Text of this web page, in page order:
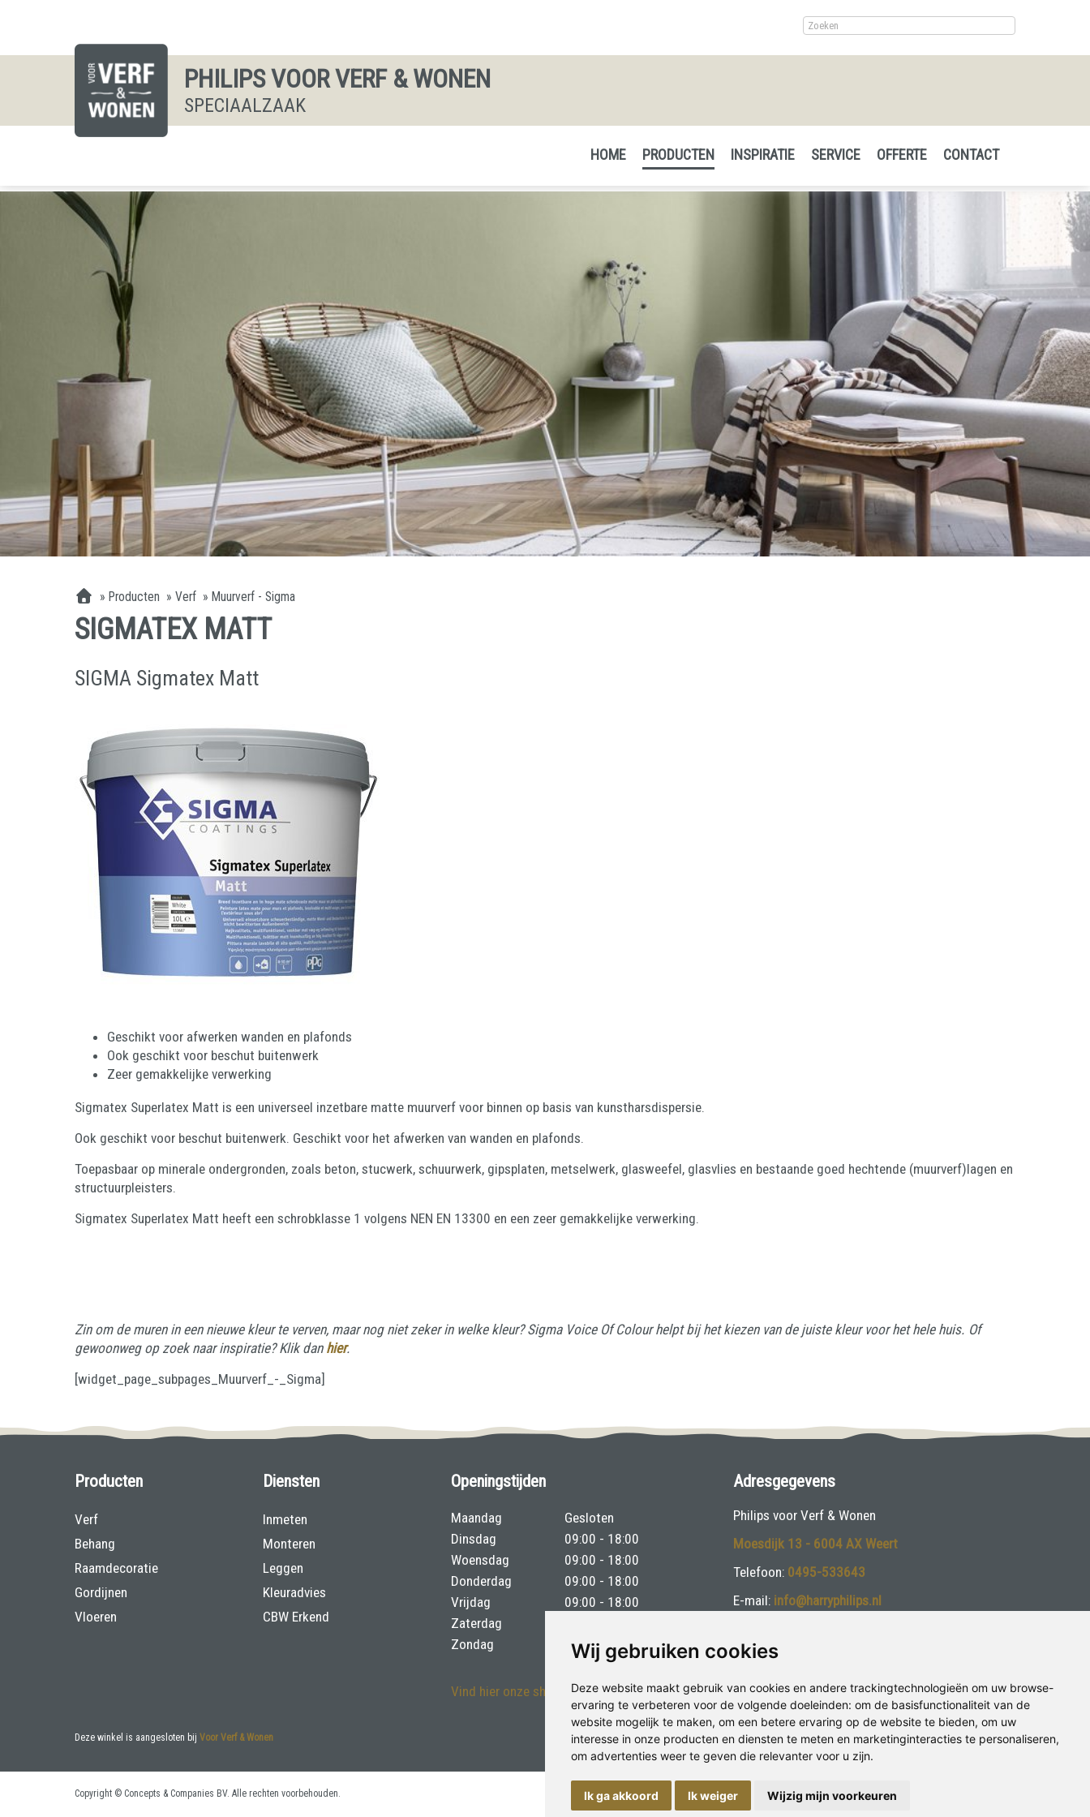
Wij gebruiken cookies
Deze website maakt gebruik van cookies en andere trackingtechnologieën om uw browse-
ervaring te verbeteren voor de volgende doeleinden: om de basisfunctionaliteit van de
website mogelijk te maken, om een betere ervaring op de website te bieden, om uw
interesse in onze producten en diensten te meten en marketinginteracties te personaliseren,
om advertenties weer te geven die relevanter voor u zijn.
Ik ga akkoord Ik weiger Wijzig mijn voorkeuren
PHILIPS VOOR VERF & WONEN
SPECIAALZAAK
HOME PRODUCTEN INSPIRATIE SERVICE OFFERTE CONTACT
» Producten »Verf » Muurverf - Sigma
SIGMATEX MATT
SIGMA Sigmatex Matt
Geschikt voor afwerken wanden en plafonds
Ook geschikt voor beschut buitenwerk
Zeer gemakkelijke verwerking
Sigmatex Superlatex Matt is een universeel inzetbare matte muurverf voor binnen op basis van kunstharsdispersie.
Ook geschikt voor beschut buitenwerk. Geschikt voor het afwerken van wanden en plafonds.
Toepasbaar op minerale ondergronden, zoals beton, stucwerk, schuurwerk, gipsplaten, metselwerk, glasweefel, glasvlies en bestaande goed hechtende (muurverf)lagen en
structuurpleisters.
Sigmatex Superlatex Matt heeft een schrobklasse 1 volgens NEN EN 13300 en een zeer gemakkelijke verwerking.
Zin om de muren in een nieuwe kleur te verven, maar nog niet zeker in welke kleur? Sigma Voice Of Colour helpt bij het kiezen van de juiste kleur voor het hele huis. Of
gewoonweg op zoek naar inspiratie? Klik dan hier.
[widget_page_subpages_Muurverf_-_Sigma]
Producten
Verf
Behang
Raamdecoratie
Gordijnen
Vloeren
Diensten
Inmeten
Monteren
Leggen
Kleuradvies
CBW Erkend
Openingstijden
Maandag
Gesloten
Dinsdag
09:00 - 18:00
Woensdag
09:00 - 18:00
Donderdag
09:00 - 18:00
Vrijdag
09:00 - 18:00
Zaterdag
Zondag
Gesloten
Vind hier onze showroom
Adresgegevens
Philips voor Verf & Wonen
Moesdijk 13 - 6004 AX Weert
Telefoon: 0495-533643
E-mail: info@harryphilips.nl
Deze winkel is aangesloten bij Voor Verf & Wonen
Copyright © Concepts & Companies BV. Alle rechten voorbehouden.